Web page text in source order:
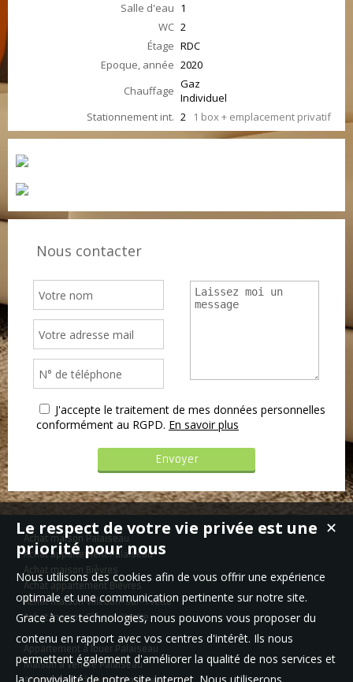
Salle d'eau 1
WC 2
Étage RDC
Epoque, année 2020
Chauffage Gaz
Individuel
Stationnement int. 2 1 box + emplacement privatif
Nous contacter
J'accepte le traitement de mes données personnelles
conformément au RGPD. En savoir plus
Achat maison Palaiseau
Achat appartement Palaiseau
Achat maison Bièvres
Achat appartement Bièvres
Achat maison Villebon-sur-Yvette
Achat maison Gif-sur-Yvette
Appartement à louer Palaiseau
Maison à vendre Palaiseau
✕
Le respect de votre vie privée est une
priorité pour nous
Nous utilisons des cookies afin de vous offrir une expérience
optimale et une communication pertinente sur notre site.
Grace à ces technologies, nous pouvons vous proposer du
contenu en rapport avec vos centres d'intérêt. Ils nous
permettent également d'améliorer la qualité de nos services et